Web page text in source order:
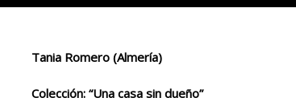
Tania Romero (Almería)
Colección: “Una casa sin dueño”